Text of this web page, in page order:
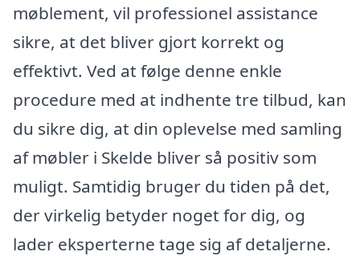
møblement, vil professionel assistance
sikre, at det bliver gjort korrekt og
effektivt. Ved at følge denne enkle
procedure med at indhente tre tilbud, kan
du sikre dig, at din oplevelse med samling
af møbler i Skelde bliver så positiv som
muligt. Samtidig bruger du tiden på det,
der virkelig betyder noget for dig, og
lader eksperterne tage sig af detaljerne.